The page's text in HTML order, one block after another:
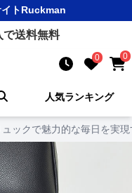
トRuckman
で送料無料
0 0
人気ランキング
ュックで魅力的な毎日を実